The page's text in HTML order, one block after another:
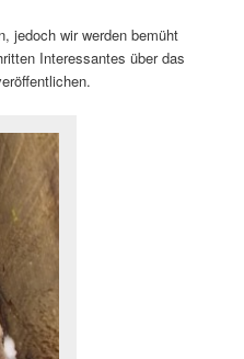
jedoch wir werden bemüht
Interessantes über das